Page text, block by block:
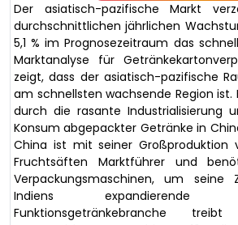
Der asiatisch-pazifische Markt
durchschnittlichen jährlichen
5,1 % im Prognosezeitraum das
Marktanalyse für
zeigt, dass der asiatisch-pazifische
am schnellsten wachsende Region ist.
durch die rasante Industrialisierung
Konsum abgepackter Getränke in
China ist mit seiner Großproduktion
Fruchtsäften Marktführer und
Verpackungsmaschinen, um seine
Indiens
Funktionsgetränkebranche